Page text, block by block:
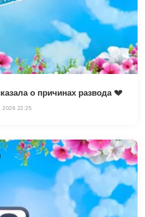
о причинах развода 💔
22:25